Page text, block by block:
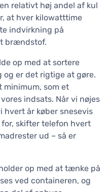
relativt høj andel af kul
at hver kilowatttime
indvirkning på
brændstof.
op med at sortere
er det rigtige at gøre.
minimum, som et
indsats. Når vi nøjes
hvert år køber snesevis
skifter telefon hvert
ud – så er
op med at tænke på
ved containeren, og